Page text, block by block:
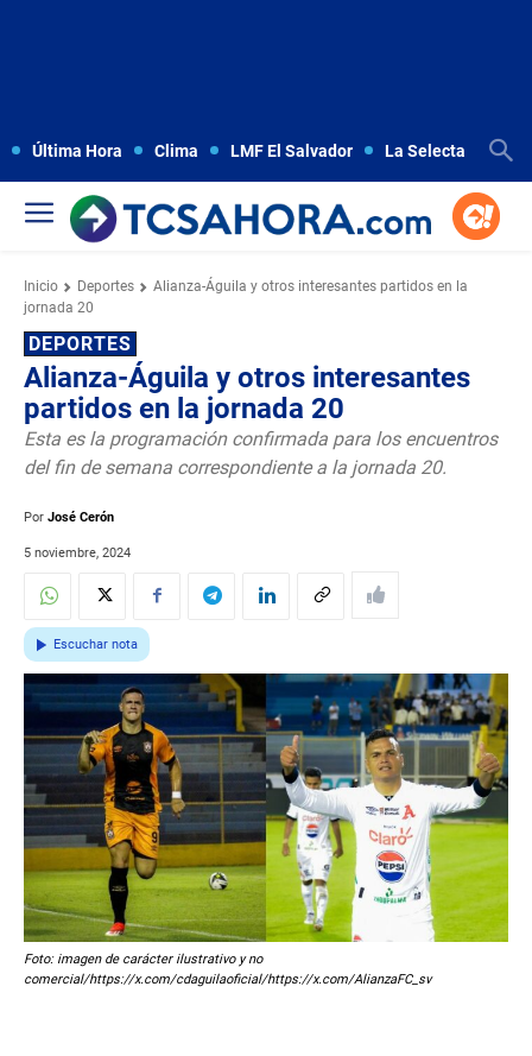
Última Hora Clima LMF El Salvador La Selecta
Inicio Deportes
Alianza-Águila y otros interesantes partidos en la
jornada 20
DEPORTES
Alianza-Águila y otros interesantes
partidos en la jornada 20
Esta es la programación confirmada para los encuentros
del fin de semana correspondiente a la jornada 20.
Por José Cerón
5 noviembre, 2024
Escuchar nota
Foto: imagen de carácter ilustrativo y no
comercial/https://x.com/cdaguilaoficial/https://x.com/AlianzaFC_sv